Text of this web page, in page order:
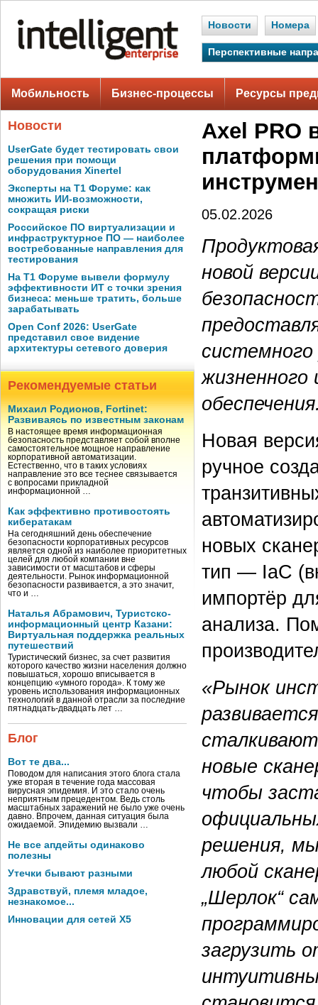
Новости Номера
Перспективные
Мобильность Бизнес-процессы Ресурсы
Новости
UserGate будет тестировать свои
решения при помощи
оборудования Xinertel
Эксперты на Т1 Форуме: как
множить ИИ-возможности,
сокращая риски
Российское ПО виртуализации и
инфраструктурное ПО — наиболее
востребованные направления для
тестирования
На Т1 Форуме вывели формулу
эффективности ИТ с точки зрения
бизнеса: меньше тратить, больше
зарабатывать
Open Conf 2026: UserGate
представил свое видение
архитектуры сетевого доверия
Рекомендуемые статьи
Михаил Родионов, Fortinet:
Развиваясь по известным законам
В настоящее время информационная
безопасность представляет собой вполне
самостоятельное мощное направление
корпоративной автоматизации.
Естественно, что в таких условиях
направление это все теснее связывается
с вопросами прикладной
информационной …
Как эффективно противостоять
кибератакам
На сегодняшний день обеспечение
безопасности корпоративных ресурсов
является одной из наиболее приоритетных
целей для любой компании вне
зависимости от масштабов и сферы
деятельности. Рынок информационной
безопасности развивается, а это значит,
что и …
Наталья Абрамович, Туристско-
информационный центр Казани:
Виртуальная поддержка реальных
путешествий
Туристический бизнес, за счет развития
которого качество жизни населения должно
повышаться, хорошо вписывается в
концепцию «умного города». К тому же
уровень использования информационных
технологий в данной отрасли за последние
пятнадцать-двадцать лет …
Блог
Вот те два...
Поводом для написания этого блога стала
уже вторая в течение года массовая
вирусная эпидемия. И это стало очень
неприятным прецедентом. Ведь столь
масштабных заражений не было уже очень
давно. Впрочем, данная ситуация была
ожидаемой. Эпидемию вызвали …
Не все апдейты одинаково
полезны
Утечки бывают разными
Здравствуй, племя младое,
незнакомое...
Инновации для сетей X5
Axel PRO
05.02.2026
новой
жизненного
Новая
ручное
новых
тип — IaC
импортёр
анализа.
«Рынок
новые
чтобы
решения,
любой
„Шерлок“
загрузить